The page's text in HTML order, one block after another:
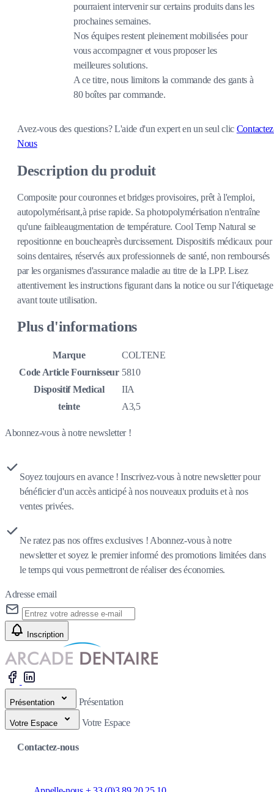
pourraient intervenir sur certains produits dans les
prochaines semaines.
Nos équipes restent pleinement mobilisées pour
vous accompagner et vous proposer les
meilleures solutions.
A ce titre, nous limitons la commande des gants à
80 boîtes par commande.
Avez-vous des questions?L'aide d'un expert en un seul clic
Nous
Description du produit
Composite pour couronnes et bridges provisoires, prêt à l'emploi,
autopolymérisant,à prise rapide. Sa photopolymérisation n'entraîne
qu'une faibleaugmentation de température. Cool Temp Natural se
repositionne en boucheaprès durcissement. Dispositifs médicaux pour
soins dentaires, réservés aux professionnels de santé, non remboursés
par les organismes d'assurance maladie au titre de la LPP. Lisez
attentivement les instructions figurant dans la notice ou sur l'étiquetage
avant toute utilisation.
Plus d'informations
Marque
COLTENE
Code Article Fournisseur 5810
Dispositif Medical
IIA
teinte
A3,5
Abonnez-vous à notre newsletter !
Soyez toujours en avance ! Inscrivez-vous à notre newsletter pour
bénéficier d'un accès anticipé à nos nouveaux produits et à nos
ventes privées.
Ne ratez pas nos offres exclusives ! Abonnez-vous à notre
newsletter et soyez le premier informé des promotions limitées dans
le temps qui vous permettront de réaliser des économies.
Adresse email
Inscription
Présentation Présentation
Votre Espace Votre Espace
Contactez-nous